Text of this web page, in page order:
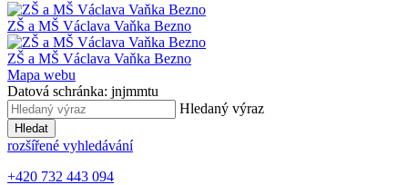
ZŠ a MŠ Václava Vaňka Bezno
ZŠ a MŠ Václava Vaňka Bezno
Mapa webu
Datová schránka: jnjmmtu
Hledaný výraz
Hledat
rozšířené vyhledávání
+420 732 443 094